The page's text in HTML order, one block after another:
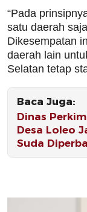
“Pada
satu daerah
Dikesempatan
daerah lain
Selatan tetap
Baca Juga:
Dinas
Desa Loleo
Suda